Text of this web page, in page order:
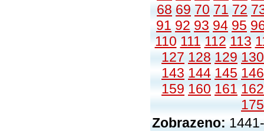
68 69 70 71 72
91 92 93 94 95
110 111 112 113
127 128 129 130
143 144 145 146
159 160 161 162
175
Zobrazeno: